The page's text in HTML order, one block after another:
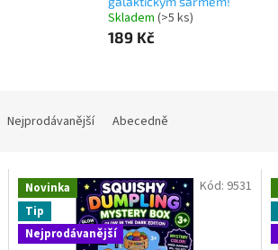
Skladem (>5 ks)
189 Kč
Nejprodávanější Abecedně
Novinka
Tip
Nejprodávanější
Kód: 9531